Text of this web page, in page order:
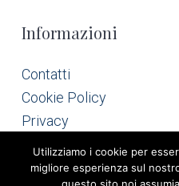
Informazioni
Contatti
Cookie Policy
Privacy
Utilizziamo i cookie per
migliore esperienza sul